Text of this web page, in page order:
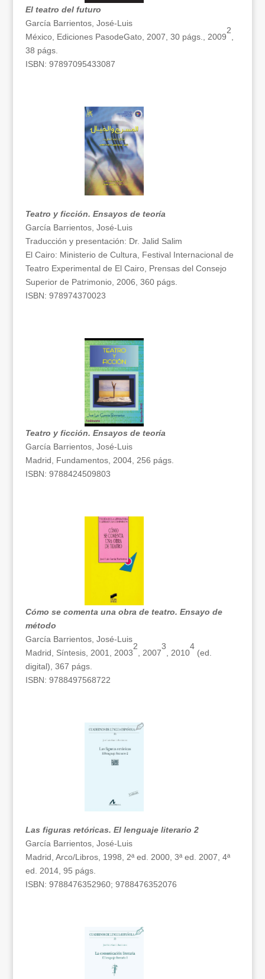
El teatro del futuro
García Barrientos, José-Luis
México, Ediciones PasodeGato, 2007, 30 págs., 2009
2
38 págs.
ISBN: 97897095433087
Teatro y ficción. Ensayos de teoría
García Barrientos, José-Luis
Traducción y presentación: Dr. Jalid Salim
El Cairo: Ministerio de Cultura, Festival Internacional de
Teatro Experimental de El Cairo, Prensas del Consejo
Superior de Patrimonio, 2006, 360 págs.
ISBN: 978974370023
Teatro y ficción. Ensayos de teoría
García Barrientos, José-Luis
Madrid, Fundamentos, 2004, 256 págs.
ISBN: 9788424509803
Cómo se comenta una obra de teatro. Ensayo de
método
García Barrientos, José-Luis
Madrid, Síntesis, 2001, 2003
2
, 2007
3
, 2010
4
(ed.
digital), 367 págs.
ISBN: 9788497568722
Las figuras retóricas. El lenguaje literario 2
García Barrientos, José-Luis
Madrid, Arco/Libros, 1998, 2ª ed. 2000, 3ª ed. 2007, 4ª
ed. 2014, 95 págs.
ISBN: 9788476352960; 9788476352076